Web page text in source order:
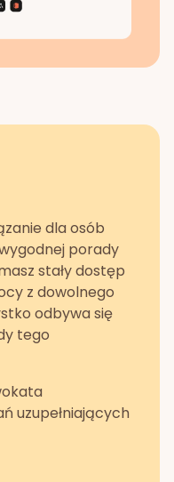
dla osób
porady
stały dostęp
z dowolnego
odbywa się
tego
uzupełniających